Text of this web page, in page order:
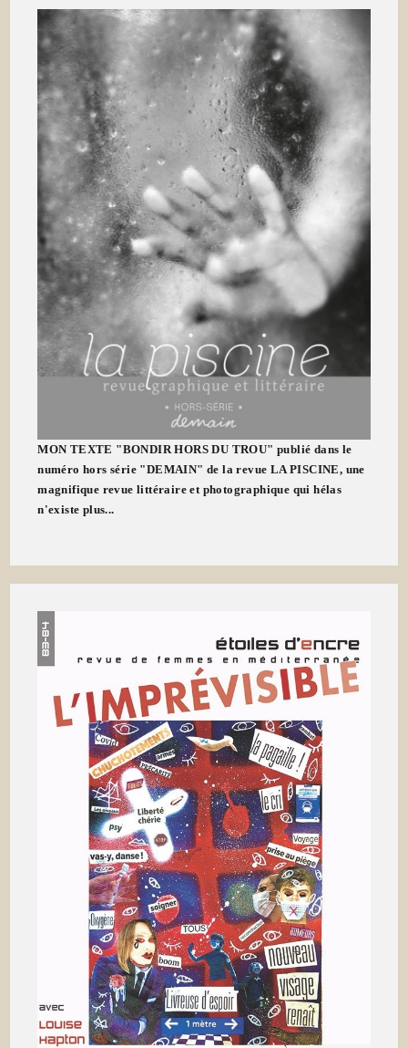
MON TEXTE "BONDIR HORS DU TROU" publié dans le
numéro hors série "DEMAIN" de la revue LA PISCINE, une
magnifique revue littéraire et photographique qui hélas
n'existe plus...